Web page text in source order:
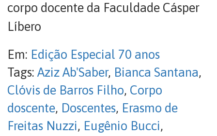
corpo docente da Faculdade Cásper
Líbero
Em: Edição Especial 70 anos
Tags: Aziz Ab'Saber, Bianca Santana,
Clóvis de Barros Filho, Corpo
doscente, Doscentes, Erasmo de
Freitas Nuzzi, Eugênio Bucci,